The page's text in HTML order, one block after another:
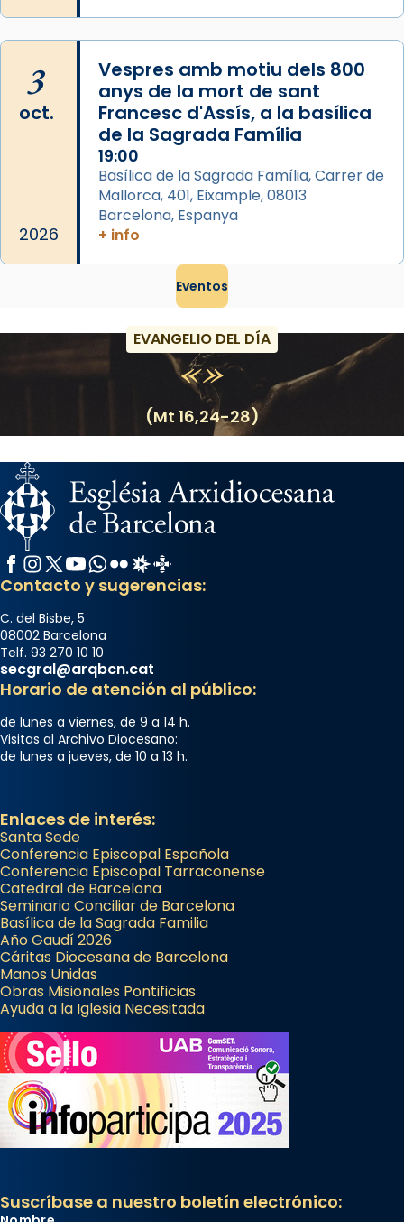
3
oct.
2026
Vespres amb motiu dels 800
anys de la mort de sant
Francesc d'Assís, a la basílica
de la Sagrada Família
19:00
Basílica de la Sagrada Família, Carrer de
Mallorca, 401, Eixample, 08013
Barcelona, Espanya
+ info
Eventos
EVANGELIO DEL DÍA
(Mt 16,24-28)
Facebook
Instagram
X / Twitter
YouTube
WhatsApp
FlickrRadio Estel
Catalunya Cristiana
Contacto y sugerencias:
C. del Bisbe, 5
08002 Barcelona
Telf. 93 270 10 10
secgral@arqbcn.cat
Horario de atención al público:
de lunes a viernes, de 9 a 14 h.
Visitas al Archivo Diocesano:
de lunes a jueves, de 10 a 13 h.
Enlaces de interés:
Santa Sede
Conferencia Episcopal Española
Conferencia Episcopal Tarraconense
Catedral de Barcelona
Seminario Conciliar de Barcelona
Basílica de la Sagrada Familia
Año Gaudí 2026
Cáritas Diocesana de Barcelona
Manos Unidas
Obras Misionales Pontificias
Ayuda a la Iglesia Necesitada
Suscríbase a nuestro boletín electrónico: